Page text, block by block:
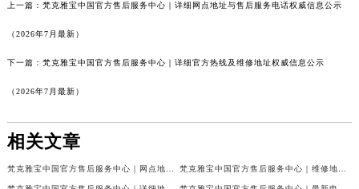
上一篇： 梵克雅宝中国官方售后服务中心｜详细网点地址与售后服务电话权威信息公示
（2026年7月最新）
下一篇： 梵克雅宝中国官方售后服务中心｜详细官方热线及维修地址权威信息公示
（2026年7月最新）
相关文章
梵克雅宝中国官方售后服务中心｜网点地址和联系电话权威信息公示（2026年7月最新） 梵克雅宝中国官方售后服务中心｜维修地址及24小时电话权威信息公示（2026年7月最新）